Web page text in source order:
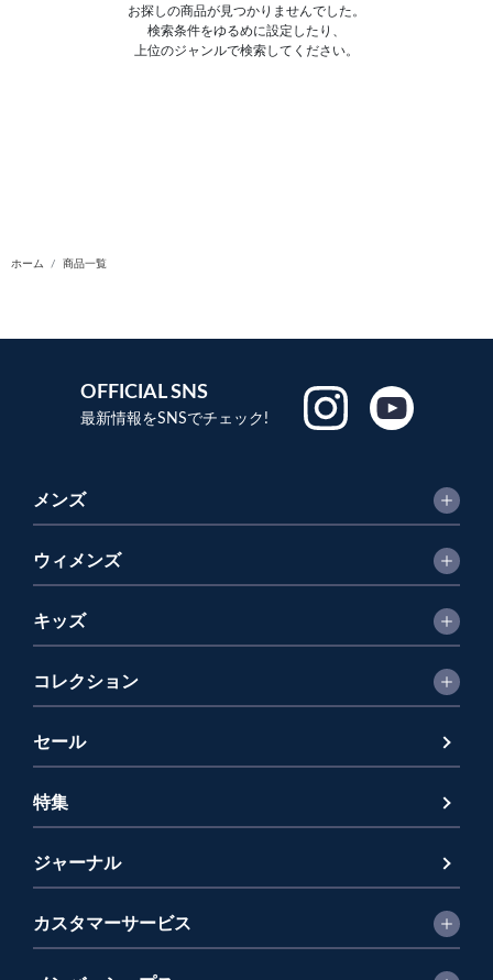
お探しの商品が見つかりませんでした。
検索条件をゆるめに設定したり、
上位のジャンルで検索してください。
ホーム 商品一覧
OFFICIAL SNS
最新情報をSNSでチェック!
メンズ
ウィメンズ
キッズ
コレクション
セール
特集
ジャーナル
カスタマーサービス